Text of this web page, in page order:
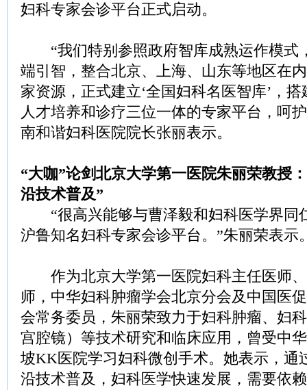
妇科专家会诊平台正式启动。
“我们特别参照政府智库成熟运作模式
端引智，整合北京、上海、山东等地区在
家资源，正式建立‘全国妇科名医智库’，
人才培养和诊疗三位一体的专家平台，呵
南和谐妇科医院院长张丽表示。
“大咖”论剑北京大学第一医院朱丽荣教授
沿技术普及”
“很高兴能够与曹泽毅和妇科医学界同
沪鲁知名妇科专家会诊平台。”朱丽荣表示
作为北京大学第一医院妇科主任医师、
师，中华妇科肿瘤学会北京分会及中国医
会常务委员，朱丽荣致力于妇科肿瘤、妇
宫腔镜）等技术研究和临床应用，曾受中
坡KK医院学习妇科微创手术。她表示，通
沿技术普及，妇科医学快速发展，需要依